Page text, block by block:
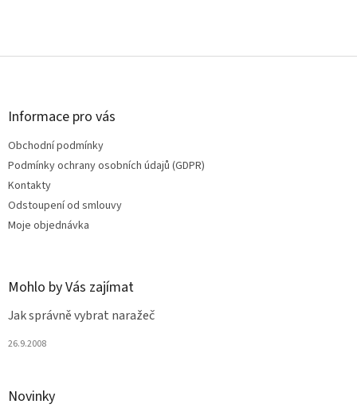
Z
Informace pro vás
Obchodní podmínky
Podmínky ochrany osobních údajů (GDPR)
Kontakty
Odstoupení od smlouvy
Moje objednávka
Mohlo by Vás zajímat
Jak správně vybrat naražeč
26.9.2008
Novinky